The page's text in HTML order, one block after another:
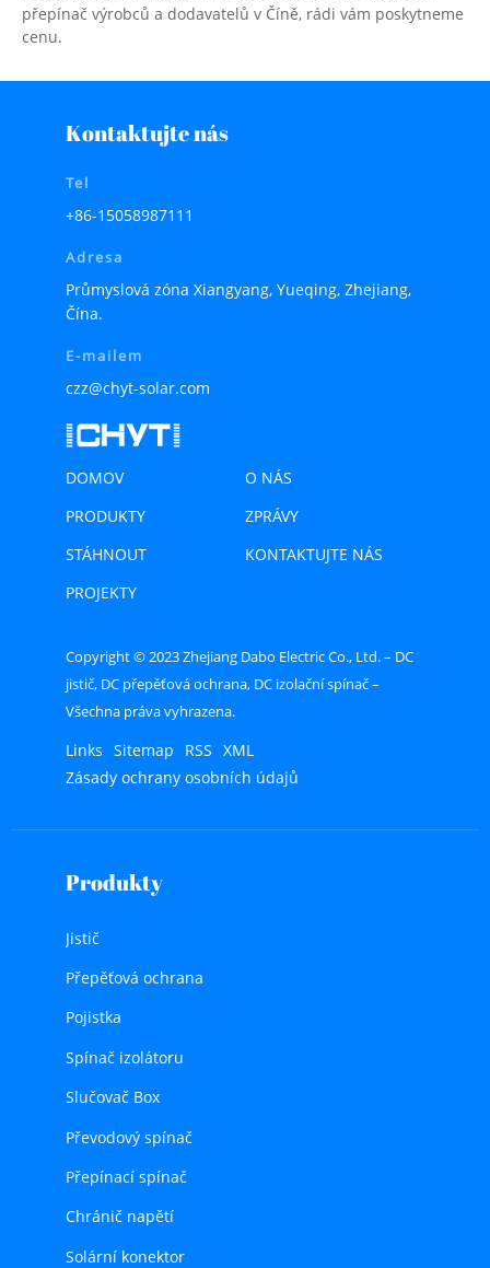
přepínač výrobců a dodavatelů v Číně, rádi vám poskytneme
cenu.
Kontaktujte nás
Tel
+86-15058987111
Adresa
Průmyslová zóna Xiangyang, Yueqing, Zhejiang,
Čína.
E-mailem
czz@chyt-solar.com
DOMOV
O NÁS
PRODUKTY
ZPRÁVY
STÁHNOUT
KONTAKTUJTE NÁS
PROJEKTY
Copyright © 2023 Zhejiang Dabo Electric Co., Ltd. – DC
jistič, DC přepěťová ochrana, DC izolační spínač –
Všechna práva vyhrazena.
Links Sitemap RSS XML
Zásady ochrany osobních údajů
Produkty
Jistič
Přepěťová ochrana
Pojistka
Spínač izolátoru
Slučovač Box
Převodový spínač
Přepínací spínač
Chránič napětí
Solární konektor